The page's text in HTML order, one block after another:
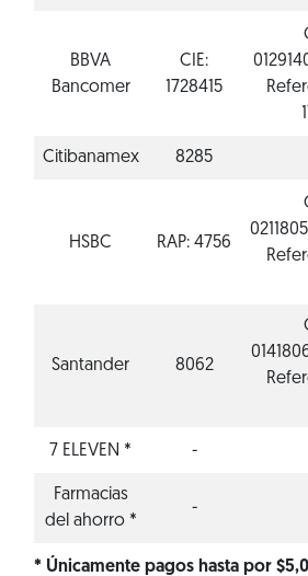
BBVA
Bancomer
CIE:
1728415
Citibanamex 8285
HSBC RAP: 4756
Santander 8062
7 ELEVEN * -
Farmacias
del ahorro *
-
* Únicamente pagos hasta por